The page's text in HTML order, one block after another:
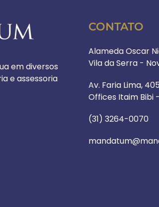
em diversos
e assessoria
CONTATO
Alameda Oscar
Vila da Serra -
Av. Faria Lima,
Offices Itaim Bibi
(31) 3264-0070